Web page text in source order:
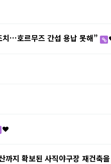
치…호르무즈 간섭 용납 못해”
까지 확보된 사직야구장 재건축